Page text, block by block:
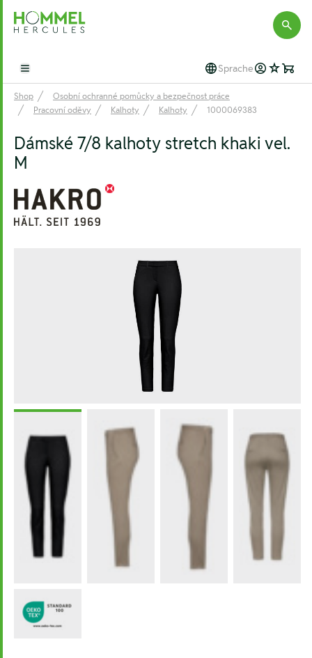
Hommel Hercules
Open main menu Sprache
Shop
Osobní ochranné pomůcky a bezpečnost práce
Pracovní oděvy
Kalhoty Kalhoty 1000069383
Dámské 7/8 kalhoty stretch khaki vel.
M